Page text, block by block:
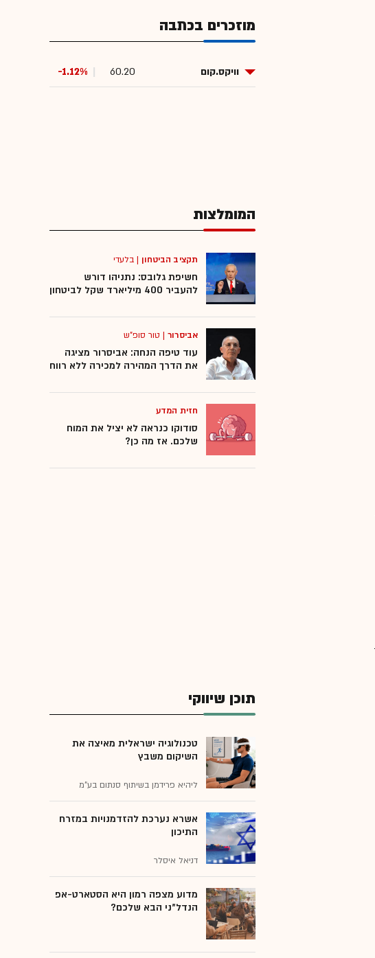
מוזכרים בכתבה
וויקס.קום 60.20
-1.12%
המומלצות
תקציב הביטחון |בלעדי
חשיפת גלובס: נתניהו דורש
להעביר 400 מיליארד שקל לביטחון
אביסרור| טור סופ"ש
עוד טיפה הנחה: אביסרור מציגה
את הדרך המהירה למכירה ללא רווח
חזית המדע
סודוקו כנראה לא יציל את המוח
שלכם. אז מה כן?
תוכן שיווקי
טכנולוגיה ישראלית מאיצה את
השיקום משבץ
ליהיא פרידמן בשיתוף סנתום בע"מ
אשרא נערכת להזדמנויות במזרח
התיכון
דניאל איסלר
מדוע מצפה רמון היא הסטארט-אפ
הנדל"ני הבא שלכם?